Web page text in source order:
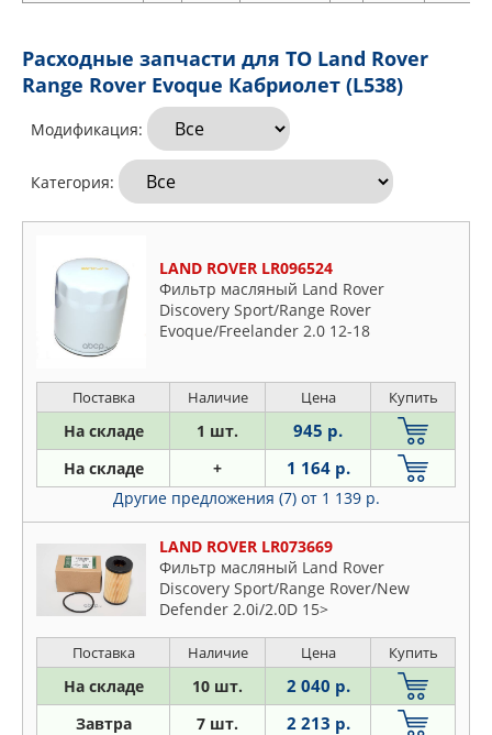
Расходные запчасти для ТО Land Rover
Range Rover Evoque Кабриолет (L538)
Модификация:
Категория:
LAND ROVER LR096524
Фильтр масляный Land Rover
Discovery Sport/Range Rover
Evoque/Freelander 2.0 12-18
Поставка Наличие Цена Купить
На складе 1 шт. 945 р.
На складе + 1 164 р.
Другие предложения (7) от 1 139 р.
LAND ROVER LR073669
Фильтр масляный Land Rover
Discovery Sport/Range Rover/New
Defender 2.0i/2.0D 15>
Поставка Наличие Цена Купить
На складе 10 шт. 2 040 р.
Завтра 7 шт. 2 213 р.